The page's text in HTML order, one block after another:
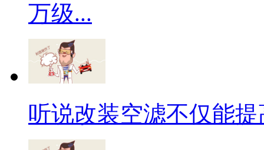
万级...
听说改装空滤不仅能